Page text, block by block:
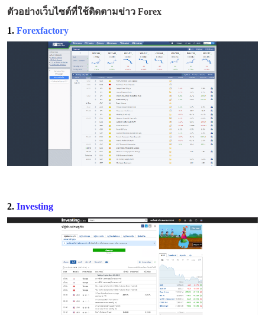
ตัวอย่างเว็บไซต์ที่ใช้ติดตามข่าว Forex
1. Forexfactory
2. Investing